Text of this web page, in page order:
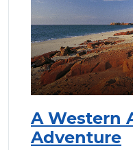
A Western
Adventure